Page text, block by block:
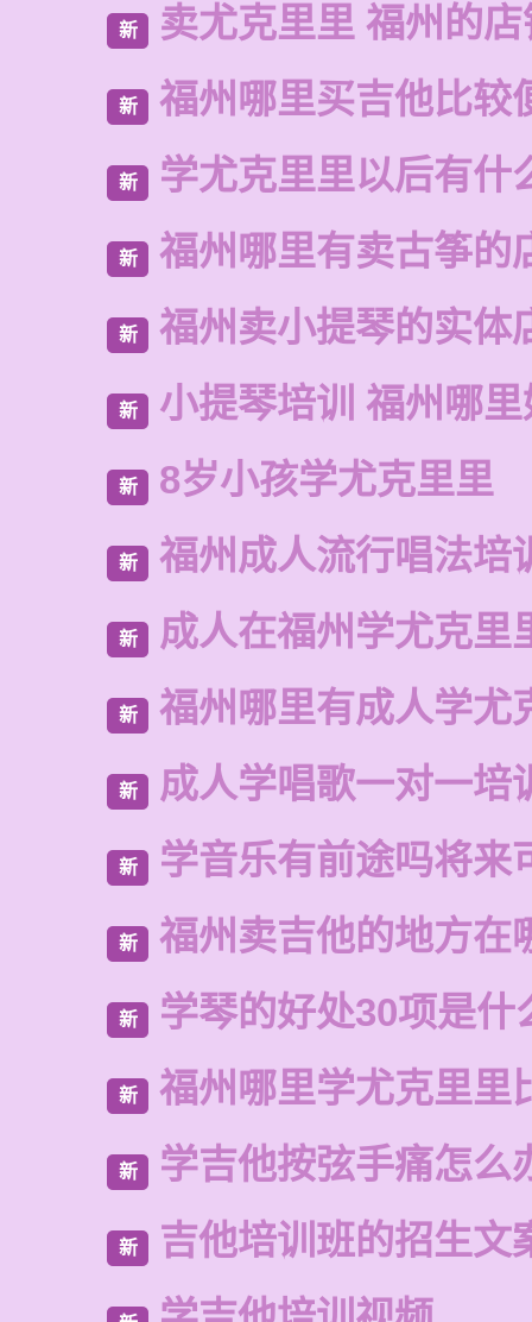
新 卖尤克里里 福州的店
新 福州哪里买吉他比较
新 学尤克里里以后有什
新 福州哪里有卖古筝的
新 福州卖小提琴的实体
新 小提琴培训 福州哪
新 8岁小孩学尤克里里
新 福州成人流行唱法培
新 成人在福州学尤克里
新 福州哪里有成人学尤
新 成人学唱歌一对一培
新 学音乐有前途吗将来
新 福州卖吉他的地方在
新 学琴的好处30项是什
新 福州哪里学尤克里里
新 学吉他按弦手痛怎么
新 吉他培训班的招生文